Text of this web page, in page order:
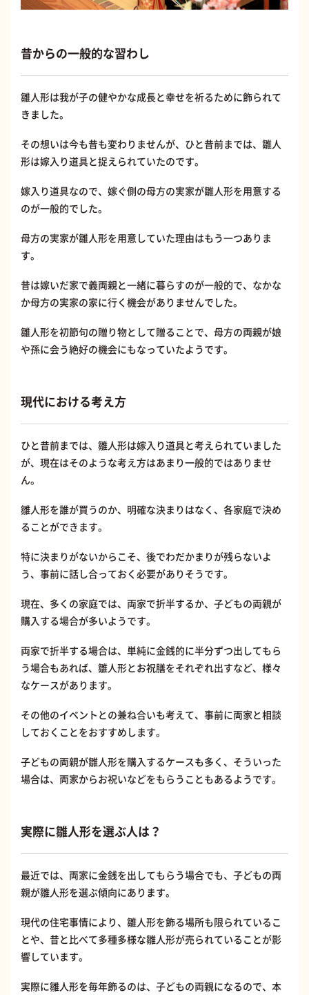
昔からの一般的な習わし
雛人形は我が子の健やかな成長と幸せを祈るために飾られて
きました。
その想いは今も昔も変わりませんが、ひと昔前までは、雛人
形は嫁入り道具と捉えられていたのです。
嫁入り道具なので、嫁ぐ側の母方の実家が雛人形を用意する
のが一般的でした。
母方の実家が雛人形を用意していた理由はもう一つありま
す。
昔は嫁いだ家で義両親と一緒に暮らすのが一般的で、なかな
か母方の実家の家に行く機会がありませんでした。
雛人形を初節句の贈り物として贈ることで、母方の両親が娘
や孫に会う絶好の機会にもなっていたようです。
現代における考え方
ひと昔前までは、雛人形は嫁入り道具と考えられていました
が、現在はそのような考え方はあまり一般的ではありませ
ん。
雛人形を誰が買うのか、明確な決まりはなく、各家庭で決め
ることができます。
特に決まりがないからこそ、後でわだかまりが残らないよ
う、事前に話し合っておく必要がありそうです。
現在、多くの家庭では、両家で折半するか、子どもの両親が
購入する場合が多いようです。
両家で折半する場合は、単純に金銭的に半分ずつ出してもら
う場合もあれば、雛人形とお祝膳をそれぞれ出すなど、様々
なケースがあります。
その他のイベントとの兼ね合いも考えて、事前に両家と相談
しておくことをおすすめします。
子どもの両親が雛人形を購入するケースも多く、そういった
場合は、両家からお祝いなどをもらうこともあるようです。
実際に雛人形を選ぶ人は？
最近では、両家に金銭を出してもらう場合でも、子どもの両
親が雛人形を選ぶ傾向にあります。
現代の住宅事情により、雛人形を飾る場所も限られているこ
とや、昔と比べて多種多様な雛人形が売られていることが影
響しています。
実際に雛人形を毎年飾るのは、子どもの両親になるので、本